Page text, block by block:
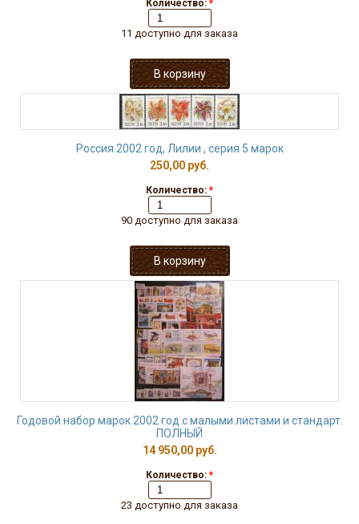
Количество: *
11 доступно для заказа
Россия 2002 год, Лилии , серия 5 марок
250,00 руб.
Количество: *
90 доступно для заказа
Годовой набор марок 2002 год с малыми листами и стандарт.
ПОЛНЫЙ
14 950,00 руб.
Количество: *
23 доступно для заказа